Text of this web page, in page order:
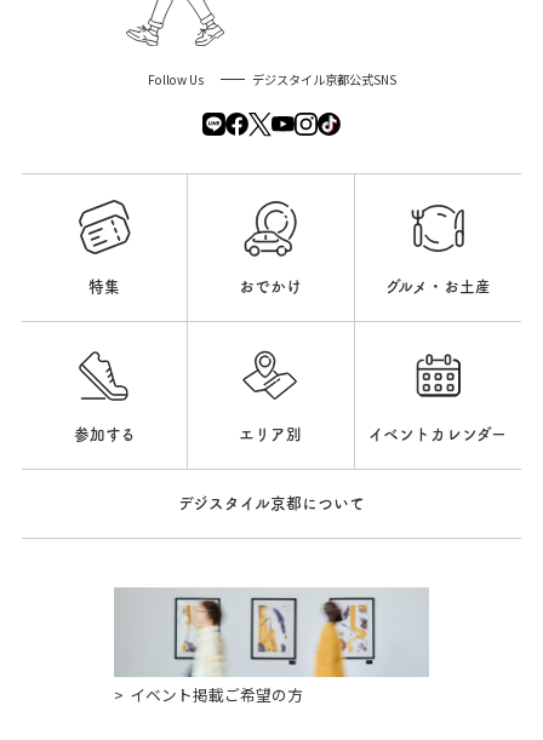
Follow Us デジスタイル京都公式SNS
特集 おでかけ グルメ・お土産
参加する エリア別 イベントカレンダー
デジスタイル京都について
イベント掲載ご希望の方